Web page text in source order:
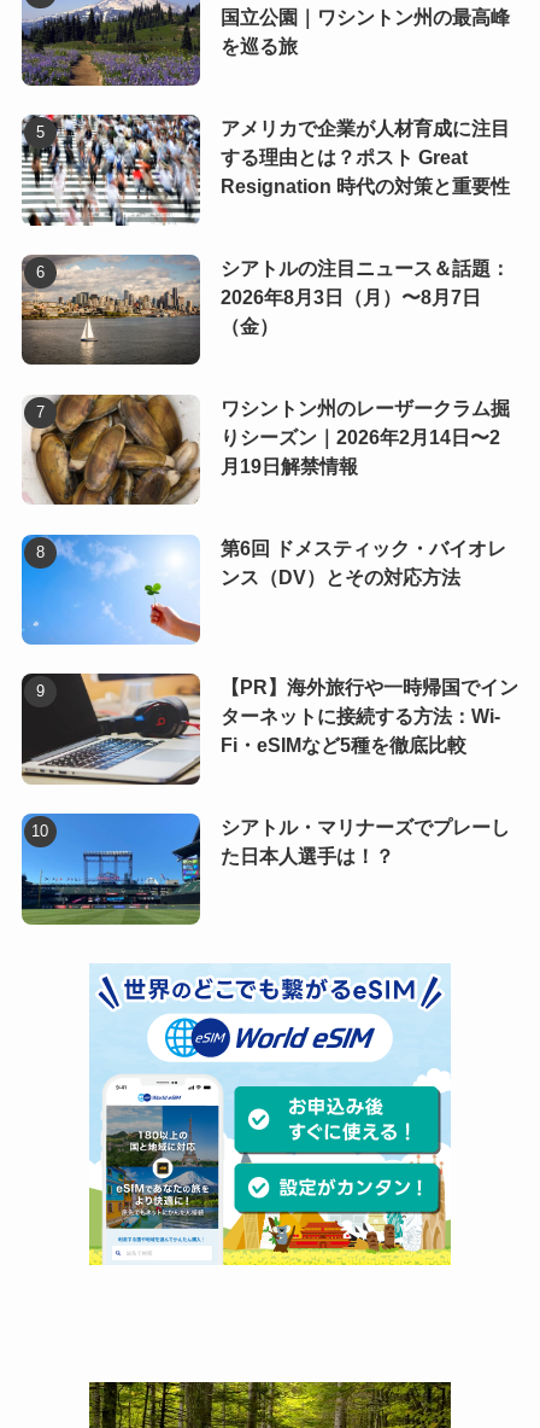
国立公園｜ワシントン州の最高峰
を巡る旅
アメリカで企業が人材育成に注目
する理由とは？ポスト Great
Resignation 時代の対策と重要性
シアトルの注目ニュース＆話題：
2026年8月3日（月）〜8月7日
（金）
ワシントン州のレーザークラム掘
りシーズン｜2026年2月14日〜2
月19日解禁情報
第6回 ドメスティック・バイオレ
ンス（DV）とその対応方法
【PR】海外旅行や一時帰国でイン
ターネットに接続する方法：Wi-
Fi・eSIMなど5種を徹底比較
シアトル・マリナーズでプレーし
た日本人選手は！？